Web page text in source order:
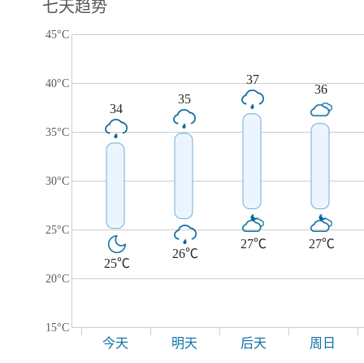
七天趋势
45°C
40°C
35°C
30°C
25°C
20°C
15°C
34
25℃
35
26℃
37
27℃
36
27℃
今天 明天 后天 周日